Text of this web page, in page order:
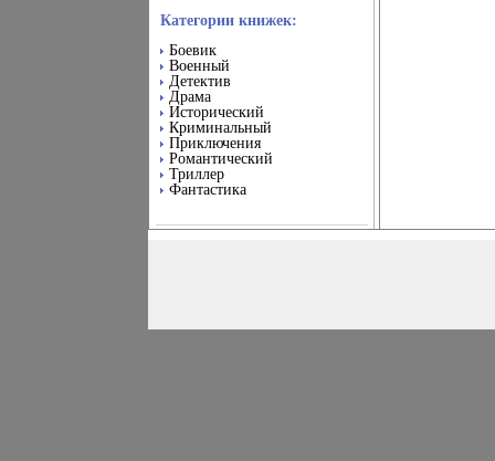
Категории книжек:
Боевик
Военный
Детектив
Драма
Исторический
Криминальный
Приключения
Романтический
Триллер
Фантастика